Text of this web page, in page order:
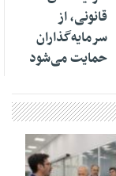
قانونی، از
سرمایه‌گذاران
حمایت می‌شود